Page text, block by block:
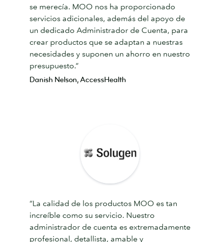
se merecía. MOO nos ha proporcionado
servicios adicionales, además del apoyo de
un dedicado Administrador de Cuenta, para
crear productos que se adaptan a nuestras
necesidades y suponen un ahorro en nuestro
presupuesto.”
Danish Nelson, AccessHealth
“La calidad de los productos MOO es tan
increíble como su servicio. Nuestro
administrador de cuenta es extremadamente
profesional, detallista, amable y